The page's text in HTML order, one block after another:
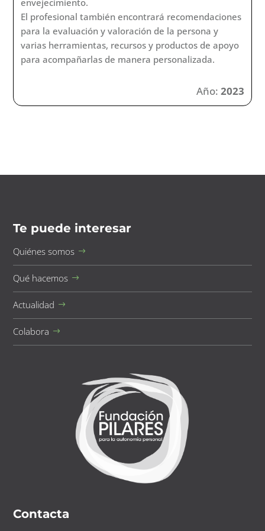
El profesional también encontrará recomendaciones
para la evaluación y valoración de la persona y
varias herramientas, recursos y productos de apoyo
para acompañarlas de manera personalizada.
Año: 2023
Te puede interesar
Quiénes somos
Qué hacemos
Actualidad
Colabora
Contacta